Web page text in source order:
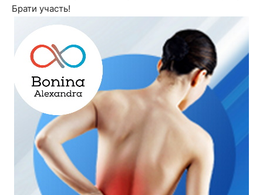
Брати участь!